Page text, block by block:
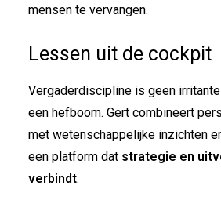
mensen te vervangen.
Lessen uit de cockpit
Vergaderdiscipline is geen
een hefboom. Gert combineert
met wetenschappelijke inzichten
een platform dat strategie en
verbindt.